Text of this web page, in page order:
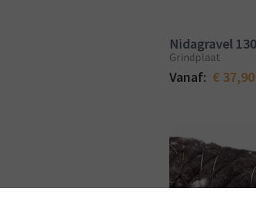
Nidagravel 130
Grindplaat
Vanaf: € 37,90